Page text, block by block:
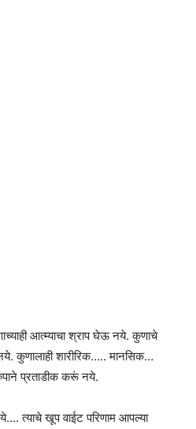
आत्म्याचा श्राप घेऊ नये. कुणाचे
कुणालाही शारीरिक….. मानसिक…
प्रताडीक करूं नये.
त्याचे खूप वाईट परिणाम आपल्या